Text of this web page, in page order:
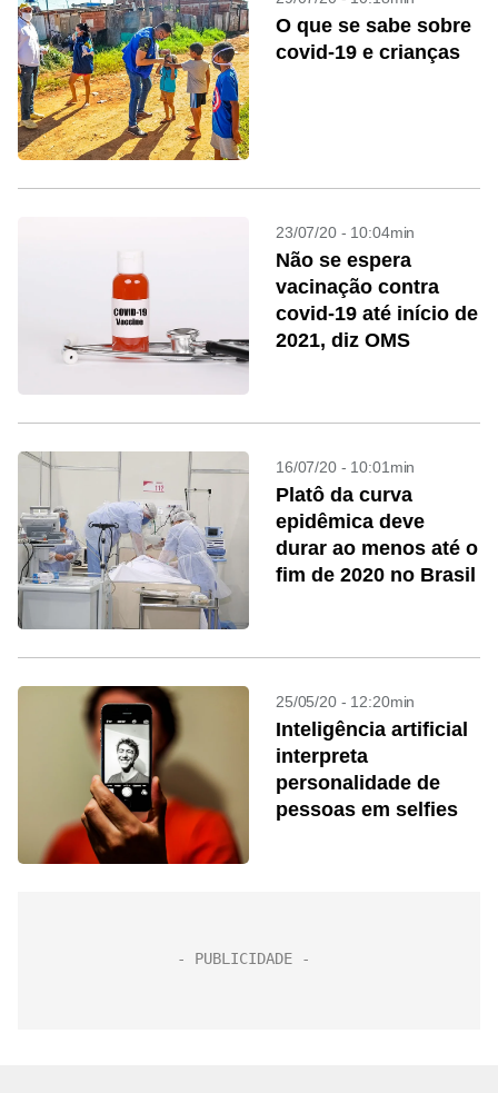
O que se sabe sobre
covid-19 e crianças
23/07/20 - 10:04min
Não se espera
vacinação contra
covid-19 até início de
2021, diz OMS
16/07/20 - 10:01min
Platô da curva
epidêmica deve
durar ao menos até o
fim de 2020 no Brasil
25/05/20 - 12:20min
Inteligência artificial
interpreta
personalidade de
pessoas em selfies